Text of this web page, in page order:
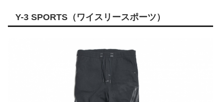
Y-3 SPORTS（ワイスリースポーツ）